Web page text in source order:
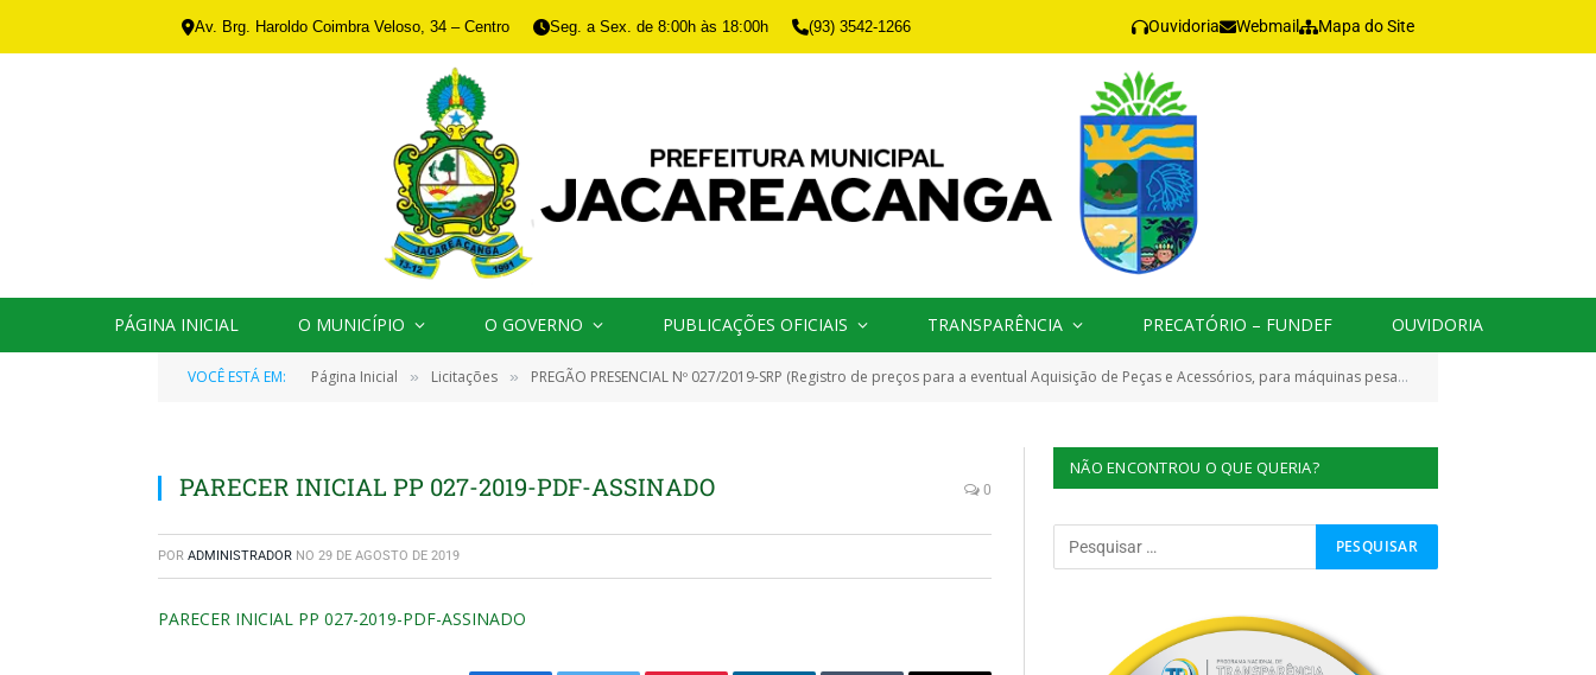
Av. Brg. Haroldo Coimbra Veloso, 34 – Centro Seg. a Sex. de 8:00h às 18:00h (93) 3542-1266 Ouvidoria Webmail Mapa do Site
PÁGINA INICIAL O MUNICÍPIO O GOVERNO PUBLICAÇÕES OFICIAIS TRANSPARÊNCIA PRECATÓRIO – FUNDEF OUVIDORIA
VOCÊ ESTÁ EM: Página Inicial » Licitações » PREGÃO PRESENCIAL Nº 027/2019-SRP (Registro de preços para a eventual Aquisição de Peças e Acessórios, para máquinas pesadas, veículos, motores estacionários e de popa, Grupos Geradores e Roçadeiras)
PARECER INICIAL PP 027-2019-PDF-ASSINADO 0
POR ADMINISTRADOR NO 29 DE AGOSTO DE 2019
PARECER INICIAL PP 027-2019-PDF-ASSINADO
NÃO ENCONTROU O QUE QUERIA?